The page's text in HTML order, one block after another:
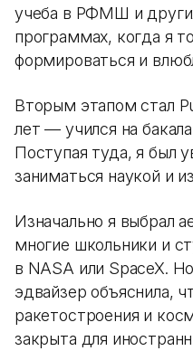
учеба в РФМШ и
программах, когда я
формироваться и
Вторым этапом стал
лет — учился на
Поступая туда, я был
заниматься наукой и
Изначально я выбрал
многие школьники и
в NASA или SpaceX.
эдвайзер объяснила,
ракетостроения и
закрыта для